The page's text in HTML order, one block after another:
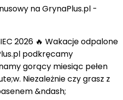
na GrynaPlus.pl -
2026 🔥 Wakacje odpalone
podkręcamy
gorący miesiąc pełen
Niezależnie czy grasz z
&ndash;